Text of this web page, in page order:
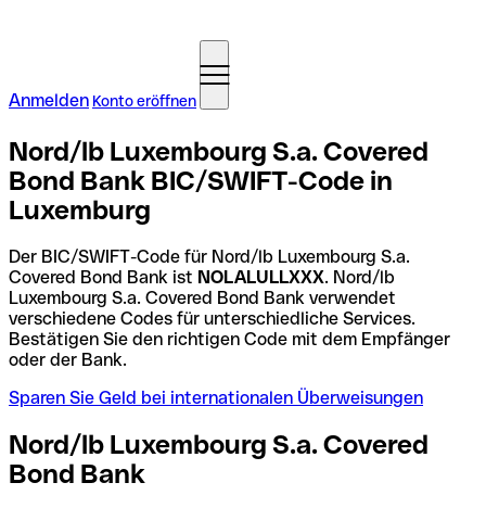
Anmelden Konto eröffnen
Nord/lb Luxembourg S.a. Covered
Bond Bank BIC/SWIFT-Code in
Luxemburg
Der BIC/SWIFT-Code für Nord/lb Luxembourg S.a.
Covered Bond Bank ist NOLALULLXXX. Nord/lb
Luxembourg S.a. Covered Bond Bank verwendet
verschiedene Codes für unterschiedliche Services.
Bestätigen Sie den richtigen Code mit dem Empfänger
oder der Bank.
Sparen Sie Geld bei internationalen Überweisungen
Nord/lb Luxembourg S.a. Covered
Bond Bank